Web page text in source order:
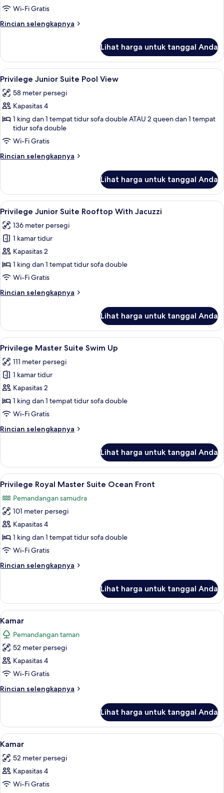
Nature
View
Wi-Fi Gratis
Rincian selengkapnya
Rincian
Privilege
Junior
Suite
View
Lihat harga untuk tanggal Anda
Lihat
semua
foto
untuk
Privilege
Junior
Suite
Pool
Minibar gratis, brankas, meja kerja,
6
Privilege Junior Suite Pool View
58 meter persegi
Kapasitas 4
1 king dan 1 tempat tidur sofa double ATAU 2 queen dan 1 tempat
tidur sofa double
Wi-Fi Gratis
Rincian selengkapnya
Rincian
Privilege
Junior
Suite
View
Lihat harga untuk tanggal Anda
Lihat
semua
foto
untuk
Privilege
Junior
Suite
With
6
Privilege Junior Suite Rooftop With Jacuzzi
136 meter persegi
1 kamar tidur
Kapasitas 2
1 king dan 1 tempat tidur sofa double
Wi-Fi Gratis
Rincian selengkapnya
Rincian
Privilege
Junior
Suite
Rooftop
With
Jacuzzi
Lihat harga untuk tanggal Anda
Lihat
semua
foto
untuk
Privilege
Master
Suite
Up
Privilege Master Suite Swim Up |
7
Privilege Master Suite Swim Up
111 meter persegi
1 kamar tidur
Kapasitas 2
1 king dan 1 tempat tidur sofa double
Wi-Fi Gratis
Rincian selengkapnya
Rincian
Privilege
Master
Suite
Up
Lihat harga untuk tanggal Anda
Lihat
semua
foto
untuk
Privilege
Royal
Master
Ocean
7
Privilege Royal Master Suite Ocean Front
Pemandangan samudra
101 meter persegi
Kapasitas 4
1 king dan 1 tempat tidur sofa double
Wi-Fi Gratis
Rincian selengkapnya
Rincian
Privilege
Royal
Master
Ocean
Front
Lihat harga untuk tanggal Anda
Lihat
semua
foto
untuk
Kamar
Minibar gratis, brankas, meja kerja,
5
Kamar
Pemandangan taman
52 meter persegi
Kapasitas 4
Wi-Fi Gratis
Rincian selengkapnya
Rincian
Kamar
Lihat harga untuk tanggal Anda
Lihat
semua
foto
untuk
Kamar
Minibar gratis, brankas, meja kerja,
4
Kamar
52 meter persegi
Kapasitas 4
Wi-Fi Gratis